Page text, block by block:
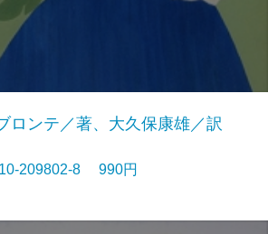
ロンテ／著、大久保康雄／訳
209802-8 990円